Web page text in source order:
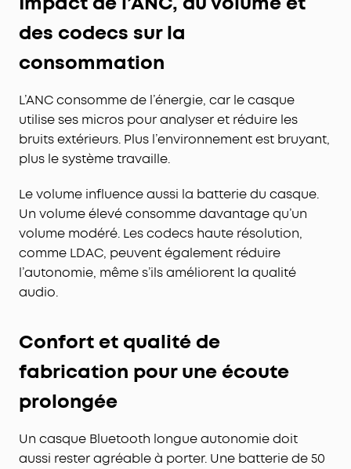
des codecs sur la
consommation
L’ANC consomme de l’énergie, car le casque
utilise ses micros pour analyser et réduire les
bruits extérieurs. Plus l’environnement est bruyant,
plus le système travaille.
Le volume influence aussi la batterie du casque.
Un volume élevé consomme davantage qu’un
volume modéré. Les codecs haute résolution,
comme LDAC, peuvent également réduire
l’autonomie, même s’ils améliorent la qualité
audio.
Confort et qualité de
fabrication pour une écoute
prolongée
Un casque Bluetooth longue autonomie doit
aussi rester agréable à porter. Une batterie de 50